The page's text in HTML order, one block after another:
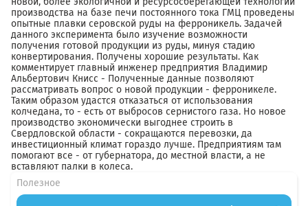
производства на базе печи постоянного тока ГМЦ проведены
опытные плавки серовской руды на ферроникель. Задачей
данного эксперимента было изучение возможности
получения готовой продукции из руды, минуя стадию
конвертирования. Получены хорошие результаты. Как
комментирует главный инженер предприятия Владимир
Альбертович Книсс - Полученные данные позволяют
рассматривать вопрос о новой продукции - ферроникеле.
Таким образом удастся отказаться от использования
колчедана, то - есть от выбросов сернистого газа. Но новое
производство экономически выгоднее строить в
Свердловской области - сокращаются перевозки, да
инвестиционный климат гораздо лучше. Предприятиям там
помогают все - от губернатора, до местной власти, а не
вставляют палки в колеса.
Полезное